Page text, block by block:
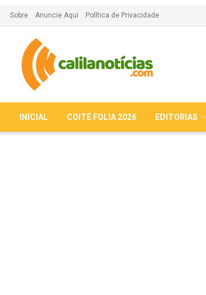
Sobre Anuncie Aqui Política de Privacidade
INICIAL COITÉ FOLIA 2026 EDITORIAS